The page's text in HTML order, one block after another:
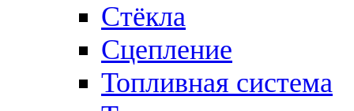
Стёкла
Сцепление
Топливная система